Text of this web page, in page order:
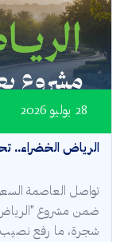
الرياض الخضراء..
28 يوليو 2026
تواصل العاصمة
شجرة، ما رفع